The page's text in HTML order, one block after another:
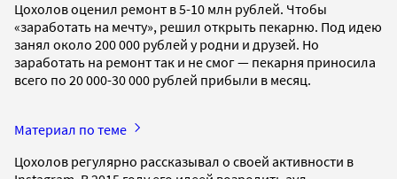
Цохолов оценил ремонт в 5-10 млн рублей. Чтобы
«заработать на мечту», решил открыть пекарню. Под идею
занял около 200 000 рублей у родни и друзей. Но
заработать на ремонт так и не смог — пекарня приносила
всего по 20 000-30 000 рублей прибыли в месяц.
Материал по теме
Цохолов регулярно рассказывал о своей активности в